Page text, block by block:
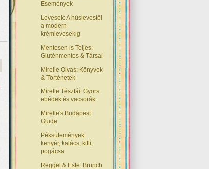
Események
Levesek: A húslevestől
a modern
krémlevesekig
Mentesen is Teljes:
Gluténmentes & Társai
Mirelle Olvas: Könyvek
& Történetek
Mirelle Tésztái: Gyors
ebédek és vacsorák
Mirelle's Budapest
Guide
Péksütemények:
kenyér, kalács, kifli,
pogácsa
Reggel & Este: Brunch